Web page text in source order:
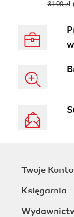
31.00 zł
Twoje Konto
Księgarnia